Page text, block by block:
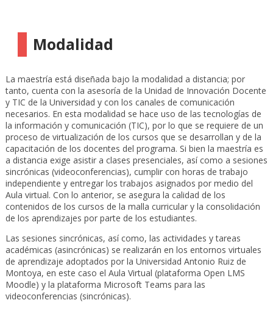
Modalidad
La maestría está diseñada bajo la modalidad a distancia; por
tanto, cuenta con la asesoría de la Unidad de Innovación Docente
y TIC de la Universidad y con los canales de comunicación
necesarios. En esta modalidad se hace uso de las tecnologías de
la información y comunicación (TIC), por lo que se requiere de un
proceso de virtualización de los cursos que se desarrollan y de la
capacitación de los docentes del programa. Si bien la maestría es
a distancia exige asistir a clases presenciales, así como a sesiones
sincrónicas (videoconferencias), cumplir con horas de trabajo
independiente y entregar los trabajos asignados por medio del
Aula virtual. Con lo anterior, se asegura la calidad de los
contenidos de los cursos de la malla curricular y la consolidación
de los aprendizajes por parte de los estudiantes.
Las sesiones sincrónicas, así como, las actividades y tareas
académicas (asincrónicas) se realizarán en los entornos virtuales
de aprendizaje adoptados por la Universidad Antonio Ruiz de
Montoya, en este caso el Aula Virtual (plataforma Open LMS
Moodle) y la plataforma Microsoft Teams para las
videoconferencias (sincrónicas).